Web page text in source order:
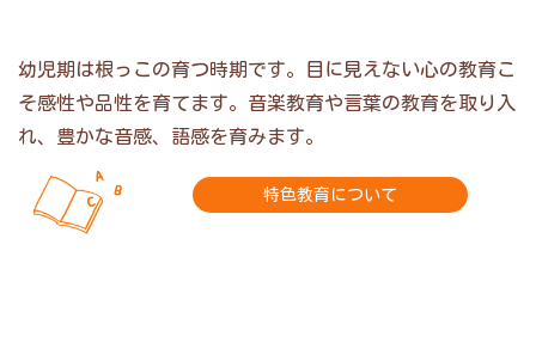
幼児期は根っこの育つ時期です。目に見えない心の教育こ
そ感性や品性を育てます。音楽教育や言葉の教育を取り入
れ、豊かな音感、語感を育みます。
特色教育について